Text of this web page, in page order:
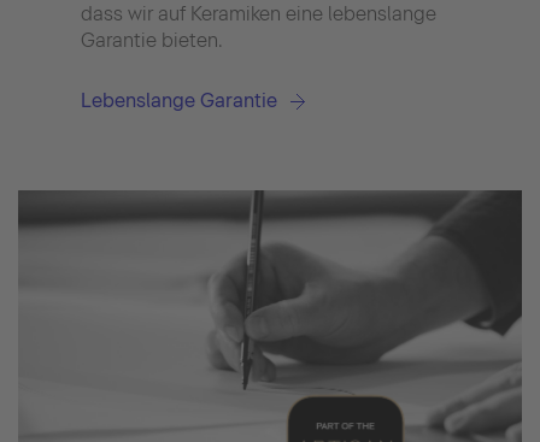
dass wir auf Keramiken eine lebenslange
Garantie bieten.
Lebenslange Garantie